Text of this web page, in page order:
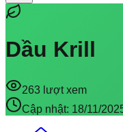
Dầu Krill
263 lượt xem
Cập nhật: 18/11/